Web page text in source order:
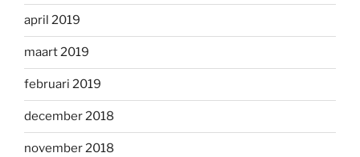
april 2019
maart 2019
februari 2019
december 2018
november 2018